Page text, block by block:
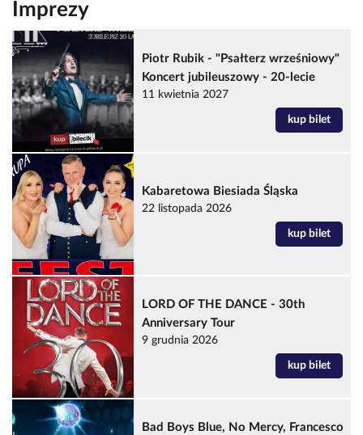
Imprezy
Piotr Rubik - "Psałterz wrześniowy"
Koncert jubileuszowy - 20-lecie
11 kwietnia 2027
kup bilet
Kabaretowa Biesiada Śląska
22 listopada 2026
kup bilet
LORD OF THE DANCE - 30th
Anniversary Tour
9 grudnia 2026
kup bilet
Bad Boys Blue, No Mercy, Francesco